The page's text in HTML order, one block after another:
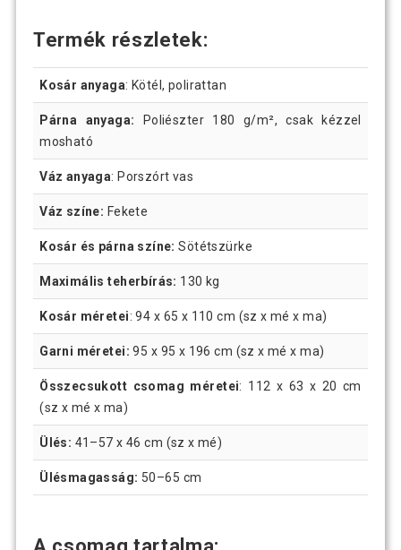
Termék részletek:
Kosár anyaga: Kötél, polirattan
Párna anyaga: Poliészter 180 g/m², csak kézzel
mosható
Váz anyaga: Porszórt vas
Váz színe: Fekete
Kosár és párna színe: Sötétszürke
Maximális teherbírás: 130 kg
Kosár méretei: 94 x 65 x 110 cm (sz x mé x ma)
Garni méretei: 95 x 95 x 196 cm (sz x mé x ma)
Összecsukott csomag méretei: 112 x 63 x 20 cm
(sz x mé x ma)
Ülés: 41–57 x 46 cm (sz x mé)
Ülésmagasság: 50–65 cm